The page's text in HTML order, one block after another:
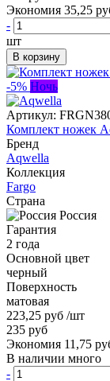
Экономия 35,25
-
шт
В корзину
-5% Ночь
Артикул:
Комплект ножек
Бренд
Aqwella
Коллекция
Fargo
Страна
Россия
Гарантия
2 года
Основной цвет
черный
Поверхность
матовая
223,25 руб /шт
235 руб
Экономия 11,75
В наличии много
-